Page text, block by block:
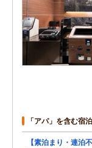
「アパ」を含む宿
【素泊まり・連泊